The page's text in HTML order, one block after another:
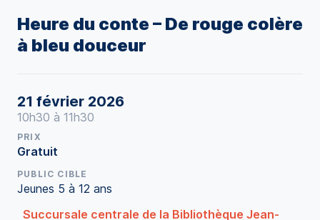
Heure du conte – De rouge colère
à bleu douceur
21 février 2026
10h30 à 11h30
PRIX
Gratuit
PUBLIC CIBLE
Jeunes 5 à 12 ans
Succursale centrale de la Bibliothèque Jean-